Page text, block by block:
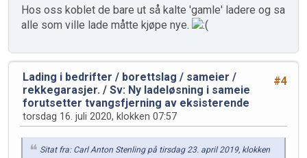
Hos oss koblet de bare ut så kalte 'gamle' ladere og sa
alle som ville lade måtte kjøpe nye.
#4
Lading i bedrifter / borettslag / sameier /
rekkegarasjer. / Sv: Ny ladeløsning i sameie
forutsetter tvangsfjerning av eksisterende
torsdag 16. juli 2020, klokken 07:57
Sitat fra: Carl Anton Stenling på tirsdag 23. april 2019, klokken